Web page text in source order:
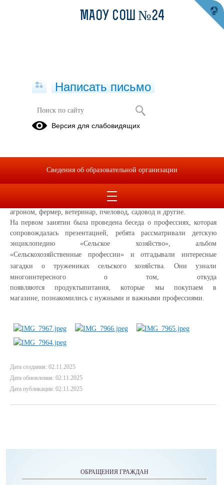
Профессии сельскохозяйственных
работников
В нашем детском саду в рамках
группы "Семицветик" изучаю
сельском хозяйстве
агроном, фермер, ветеринар, пчеловод, садовод и другие.
На первом занятии была проведена беседа о профессиях, которая
сопровождаласьпрезентацией, ребята рассматривали детскую
энциклопедию «Сельское хозяйство», альбом
«Сельскохозяйственные профессии» и отгадывали
интересные
загадки о тружениках сельского хозяйства. Они узнали
многоинтересного о том, откуда
появляются продуктыпитания, которые мы покупаем в
магазине, познакомились с нужными и важными профессиями.
Дата создания: 02.11.2025
Дата обновления: 02.11.2025
Дата публикации: 02.11.2025
ОБРАЩЕНИЯ ГРАЖДАН
МАОУ СОШ №24
Написать письмо
Версия для слабовидящих
Сведения об образовательной организации